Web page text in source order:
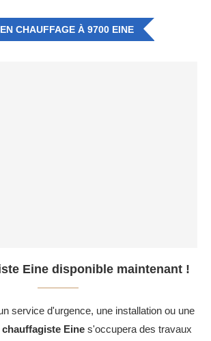
CHAUFFAGE À 9700 EINE
Eine disponible maintenant !
service d'urgence, une installation ou une
chauffagiste Eines'occupera des travaux